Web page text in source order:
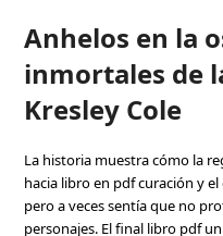
Anhelos en la
inmortales de
Kresley Cole
La historia muestra cómo la
hacia libro en pdf curación y
pero a veces sentía que no
personajes. El final libro pdf